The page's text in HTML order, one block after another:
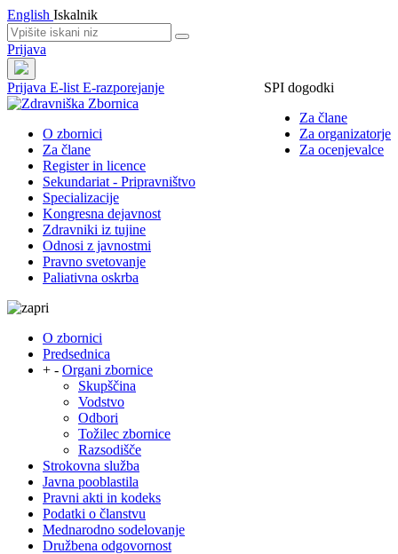
English Iskalnik
Prijava
Prijava
SPI dogodki
Za člane
Za organizatorje
Za ocenjevalce
E-list E-razporejanje
O zbornici
Za člane
Register in licence
Sekundariat - Pripravništvo
Specializacije
Kongresna dejavnost
Zdravniki iz tujine
Odnosi z javnostmi
Pravno svetovanje
Paliativna oskrba
O zbornici
Predsednica
+ - Organi zbornice
Skupščina
Vodstvo
Odbori
Tožilec zbornice
Razsodišče
Strokovna služba
Javna pooblastila
Pravni akti in kodeks
Podatki o članstvu
Mednarodno sodelovanje
Družbena odgovornost